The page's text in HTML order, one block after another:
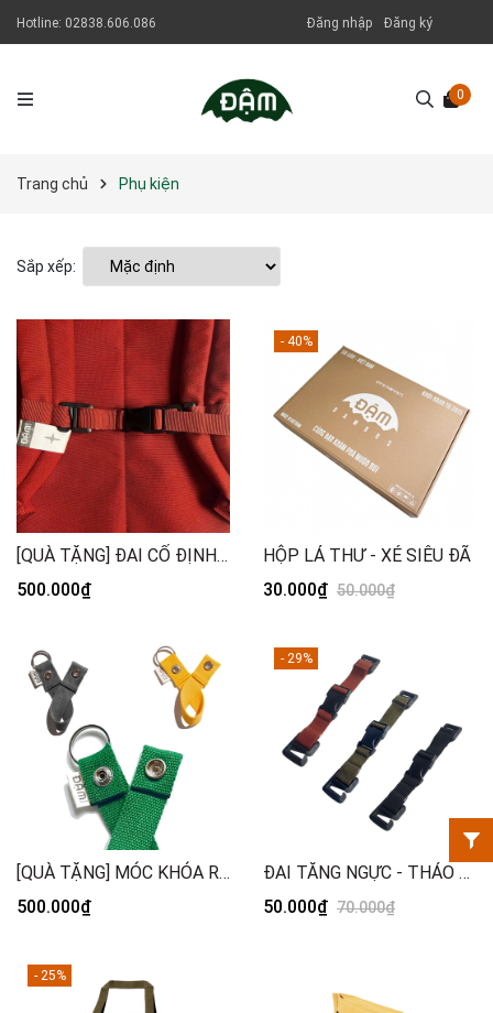
Hotline: 02838.606.086 Đăng nhập Đăng ký
0
Trang chủ Phụ kiện
Sắp xếp:
[QUÀ TẶNG] ĐAI CỐ ĐỊNH RANDOM
500.000₫
- 40%
HỘP LÁ THƯ - XÉ SIÊU ĐÃ
30.000₫ 50.000₫
[QUÀ TẶNG] MÓC KHÓA RANDOM
500.000₫
- 29%
ĐAI TĂNG NGỰC - THÁO RỜI
50.000₫ 70.000₫
- 25%